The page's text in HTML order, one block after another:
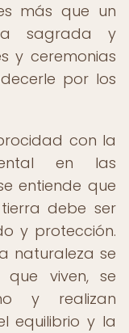
más que un
sagrada y
y ceremonias
por los
con la
en las
entiende que
debe ser
y protección.
naturaleza se
viven, se
y realizan
equilibrio y la